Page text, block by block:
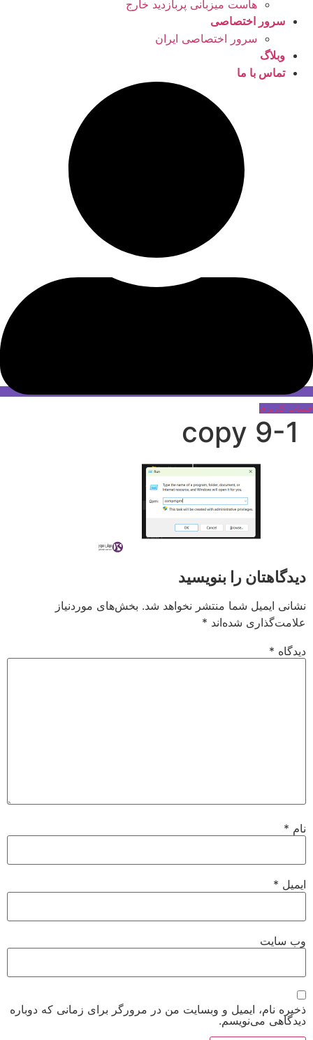
هاست میزبانی پربازدید خارج
سرور اختصاصی
سرور اختصاصی ایران
وبلاگ
تماس با ما
حساب کاربری
9-1 copy
دیدگاهتان را بنویسید
نشانی ایمیل شما منتشر نخواهد شد. بخش‌های موردنیاز
علامت‌گذاری شده‌اند *
دیدگاه *
نام *
ایمیل *
وب‌ سایت
ذخیره نام، ایمیل و وبسایت من در مرورگر برای زمانی که دوباره
دیدگاهی می‌نویسم.